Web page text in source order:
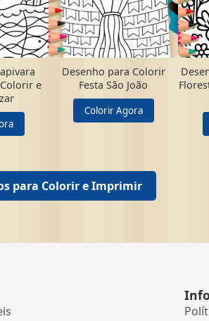
e
Desenho para Colorir
Festa São João
Colorir Agora
para Colorir e Imprimir